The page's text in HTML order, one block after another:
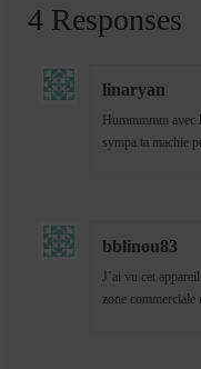
4 Responses
linaryan
Hummmmm avec
sympa ta machie
bblinou83
J’ai vu cet
zone